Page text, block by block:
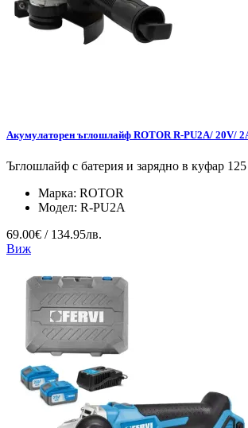
Акумулаторен ъглошлайф ROTOR R-PU2A/ 20V/
Ъглошлайф с батерия и зарядно в куфар
Марка: ROTOR
Модел: R-PU2A
69.00€ / 134.95лв.
Виж